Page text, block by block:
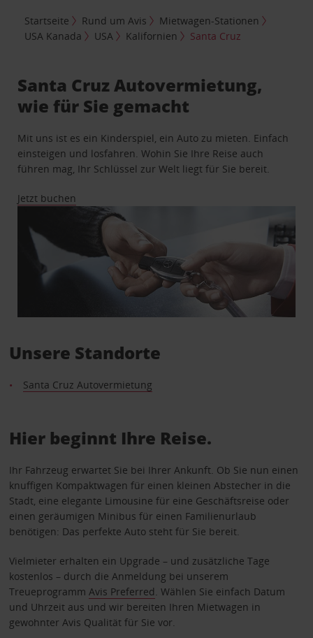
Startseite Rund um Avis
Mietwagen-Stationen
USA Kanada
USA Kalifornien Santa Cruz
Santa Cruz Autovermietung,
wie für Sie gemacht
Mit uns ist es ein Kinderspiel, ein Auto zu mieten. Einfach
einsteigen und losfahren. Wohin Sie Ihre Reise auch
führen mag, Ihr Schlüssel zur Welt liegt für Sie bereit.
Jetzt buchen
Unsere Standorte
Santa Cruz Autovermietung
Hier beginnt Ihre Reise.
Ihr Fahrzeug erwartet Sie bei Ihrer Ankunft. Ob Sie nun einen
knuffigen Kompaktwagen für einen kleinen Abstecher in die
Stadt, eine elegante Limousine für eine Geschäftsreise oder
einen geräumigen Minibus für einen Familienurlaub
benötigen: Das perfekte Auto steht für Sie bereit.
Vielmieter erhalten ein Upgrade – und zusätzliche Tage
kostenlos – durch die Anmeldung bei unserem
Treueprogramm Avis Preferred . Wählen Sie einfach Datum
und Uhrzeit aus und wir bereiten Ihren Mietwagen in
gewohnter Avis Qualität für Sie vor.